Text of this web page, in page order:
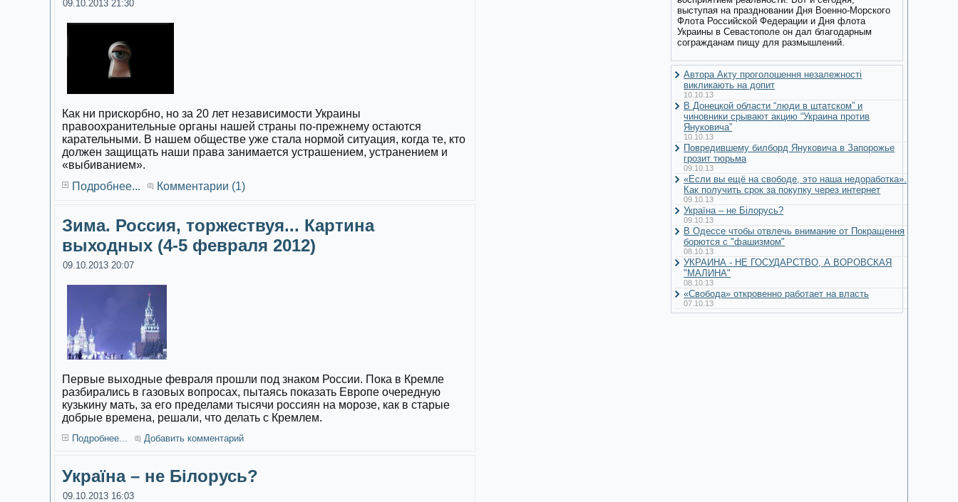
09.10.2013 21:30
Как ни прискорбно, но за 20 лет независимости Украины
правоохранительные органы нашей страны по-прежнему остаются
карательными. В нашем обществе уже стала нормой ситуация, когда те, кто
должен защищать наши права занимается устрашением, устранением и
«выбиванием».
Подробнее...
Комментарии (1)
Зима. Россия, торжествуя... Картина
выходных (4-5 февраля 2012)
09.10.2013 20:07
Первые выходные февраля прошли под знаком России. Пока в Кремле
разбирались в газовых вопросах, пытаясь показать Европе очередную
кузькину мать, за его пределами тысячи россиян на морозе, как в старые
добрые времена, решали, что делать с Кремлем.
Подробнее... Добавить комментарий
Україна – не Білорусь?
09.10.2013 16:03
выступая на праздновании Дня Военно-Морского
Флота Российской Федерации и Дня флота
Украины в Севастополе он дал благодарным
согражданам пищу для размышлений.
Автора Акту проголошення незалежності
викликають на допит
10.10.13
В Донецкой области “люди в штатском” и
чиновники срывают акцию “Украина против
Януковича”
10.10.13
Повредившему билборд Януковича в Запорожье
грозит тюрьма
09.10.13
«Если вы ещё на свободе, это наша недоработка».
Как получить срок за покупку через интернет
09.10.13
Україна – не Білорусь?
09.10.13
В Одессе чтобы отвлечь внимание от Покращення
борются с "фашизмом"
08.10.13
УКРАИНА - НЕ ГОСУДАРСТВО, А ВОРОВСКАЯ
"МАЛИНА"
08.10.13
«Свобода» откровенно работает на власть
07.10.13